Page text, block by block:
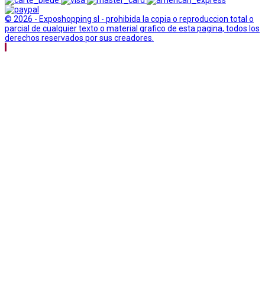
© 2026 - Exposhopping sl - prohibida la copia o reproduccion total o
parcial de cualquier texto o material grafico de esta pagina, todos los
derechos reservados por sus creadores.